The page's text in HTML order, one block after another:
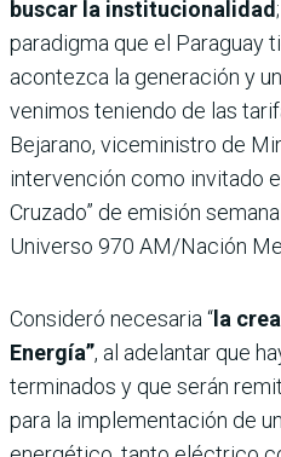
buscar la institucionalidad
paradigma que el Paraguay
acontezca la generación y
venimos teniendo de las
Bejarano, viceministro de
intervención como invitado
Cruzado” de emisión
Universo 970 AM/Nación
Consideró necesaria “ la
Energía”, al adelantar que
terminados y que serán
para la implementación de un